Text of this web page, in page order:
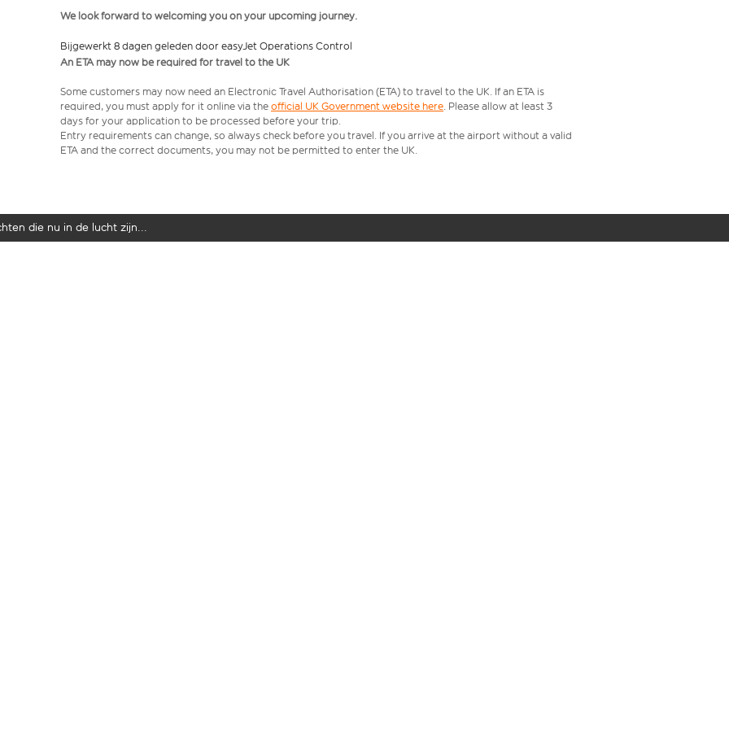
We look forward to welcoming you on your upcoming journey.
Bijgewerkt 8 dagen geleden door easyJet Operations Control
An ETA may now be required for travel to the UK
Some customers may now need an Electronic Travel Authorisation (ETA) to travel to the UK. If an ETA is
required, you must apply for it online via the official UK Government website here. Please allow at least 3
days for your application to be processed before your trip.
Entry requirements can change, so always check before you travel. If you arrive at the airport without a valid
ETA and the correct documents, you may not be permitted to enter the UK.
die nu in de lucht zijn...